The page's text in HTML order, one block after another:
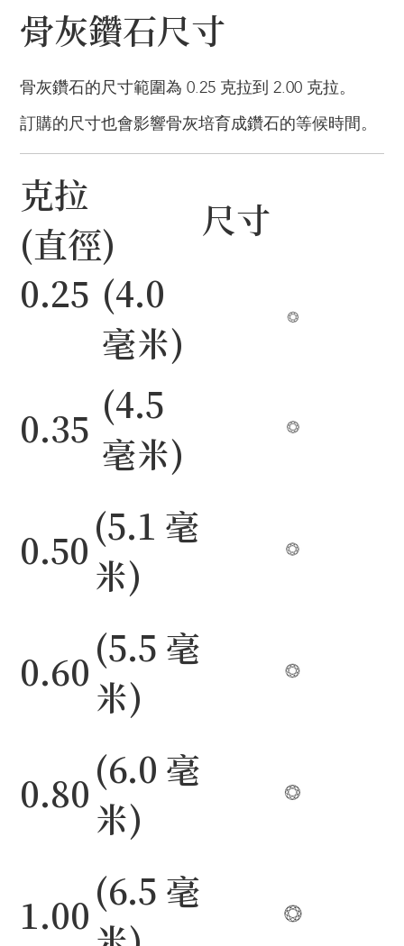
尺寸
克拉
(直徑)
(4.0
毫米)
0.25
0.35 (4.5
毫米)
0.50(5.1 毫
米)
0.60(5.5 毫
米)
0.80(6.0 毫
米)
1.00(6.5 毫
骨灰鑽石尺寸
骨灰鑽石的尺寸範圍為 0.25 克拉到 2.00 克拉。
訂購的尺寸也會影響骨灰培育成鑽石的等候時間。